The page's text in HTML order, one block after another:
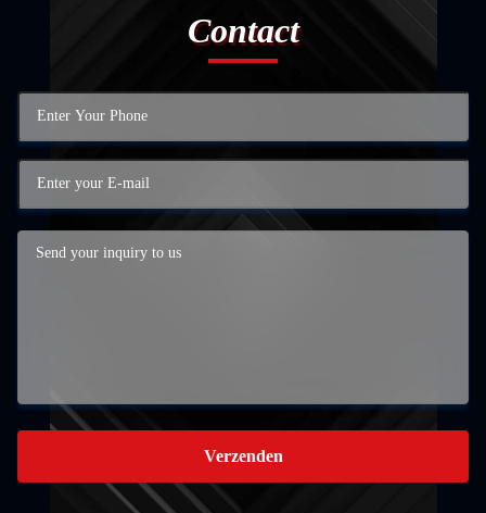
Contact
Verzenden